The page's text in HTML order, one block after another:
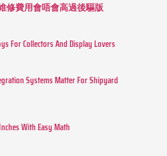
修費用會唔會高過後驅版
For Collectors And Display Lovers
Systems Matter For Shipyard
With Easy Math